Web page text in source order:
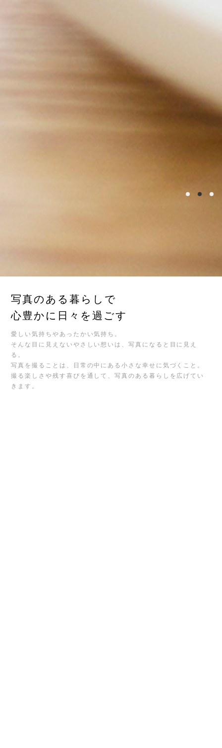
写真のある暮らしで
心豊かに日々を過ごす
愛しい気持ちやあったかい気持ち。
そんな目に見えないやさしい想いは、写真になると目に見え
る。
写真を撮ることは、日常の中にある小さな幸せに気づくこと。
撮る楽しさや残す喜びを通して、写真のある暮らしを広げてい
きます。